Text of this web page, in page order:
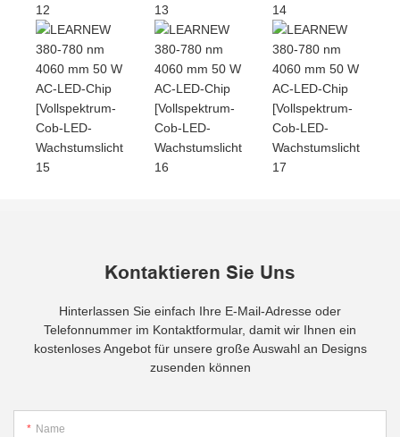
Kontaktieren Sie Uns
Hinterlassen Sie einfach Ihre E-Mail-Adresse oder
Telefonnummer im Kontaktformular, damit wir Ihnen ein
kostenloses Angebot für unsere große Auswahl an Designs
zusenden können
Name